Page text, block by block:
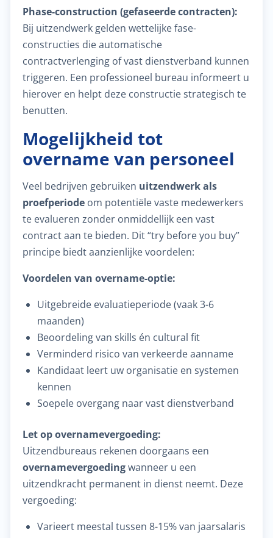
Phase-construction (gefaseerde contracten):
Bij uitzendwerk gelden wettelijke fase-
constructies die automatische
contractverlenging of vast dienstverband kunnen
triggeren. Een professioneel bureau informeert u
hierover en helpt deze constructie strategisch te
benutten.
Mogelijkheid tot
overname van personeel
Veel bedrijven gebruiken uitzendwerk als
proefperiode om potentiële vaste medewerkers
te evalueren zonder onmiddellijk een vast
contract aan te bieden. Dit “try before you buy”
principe biedt aanzienlijke voordelen:
Voordelen van overname-optie:
Uitgebreide evaluatieperiode (vaak 3-6
maanden)
Beoordeling van skills én cultural fit
Verminderd risico van verkeerde aanname
Kandidaat leert uw organisatie en systemen
kennen
Soepele overgang naar vast dienstverband
Let op overnamevergoeding:
Uitzendbureaus rekenen doorgaans een
overnamevergoedingwanneer u een
uitzendkracht permanent in dienst neemt. Deze
vergoeding:
Varieert meestal tussen 8-15% van jaarsalaris